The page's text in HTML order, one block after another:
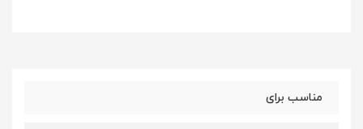
مناسب برای